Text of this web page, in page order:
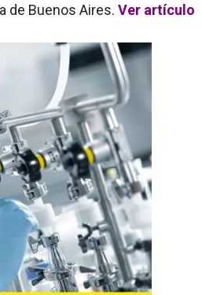
de Buenos Aires. Ver artículo